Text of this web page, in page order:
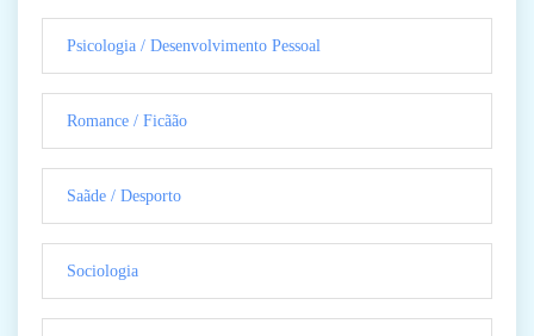
Psicologia / Desenvolvimento Pessoal
Romance / Ficãão
Saãde / Desporto
Sociologia